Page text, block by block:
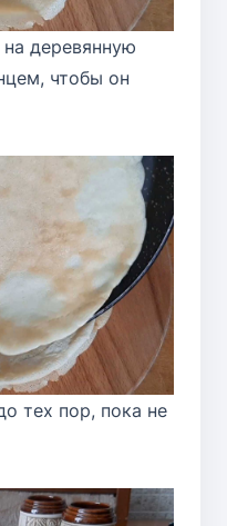
деревянную
чтобы он
тех пор, пока не